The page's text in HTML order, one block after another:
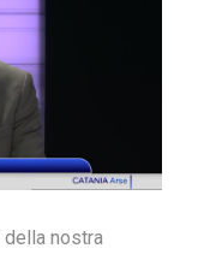
della nostra